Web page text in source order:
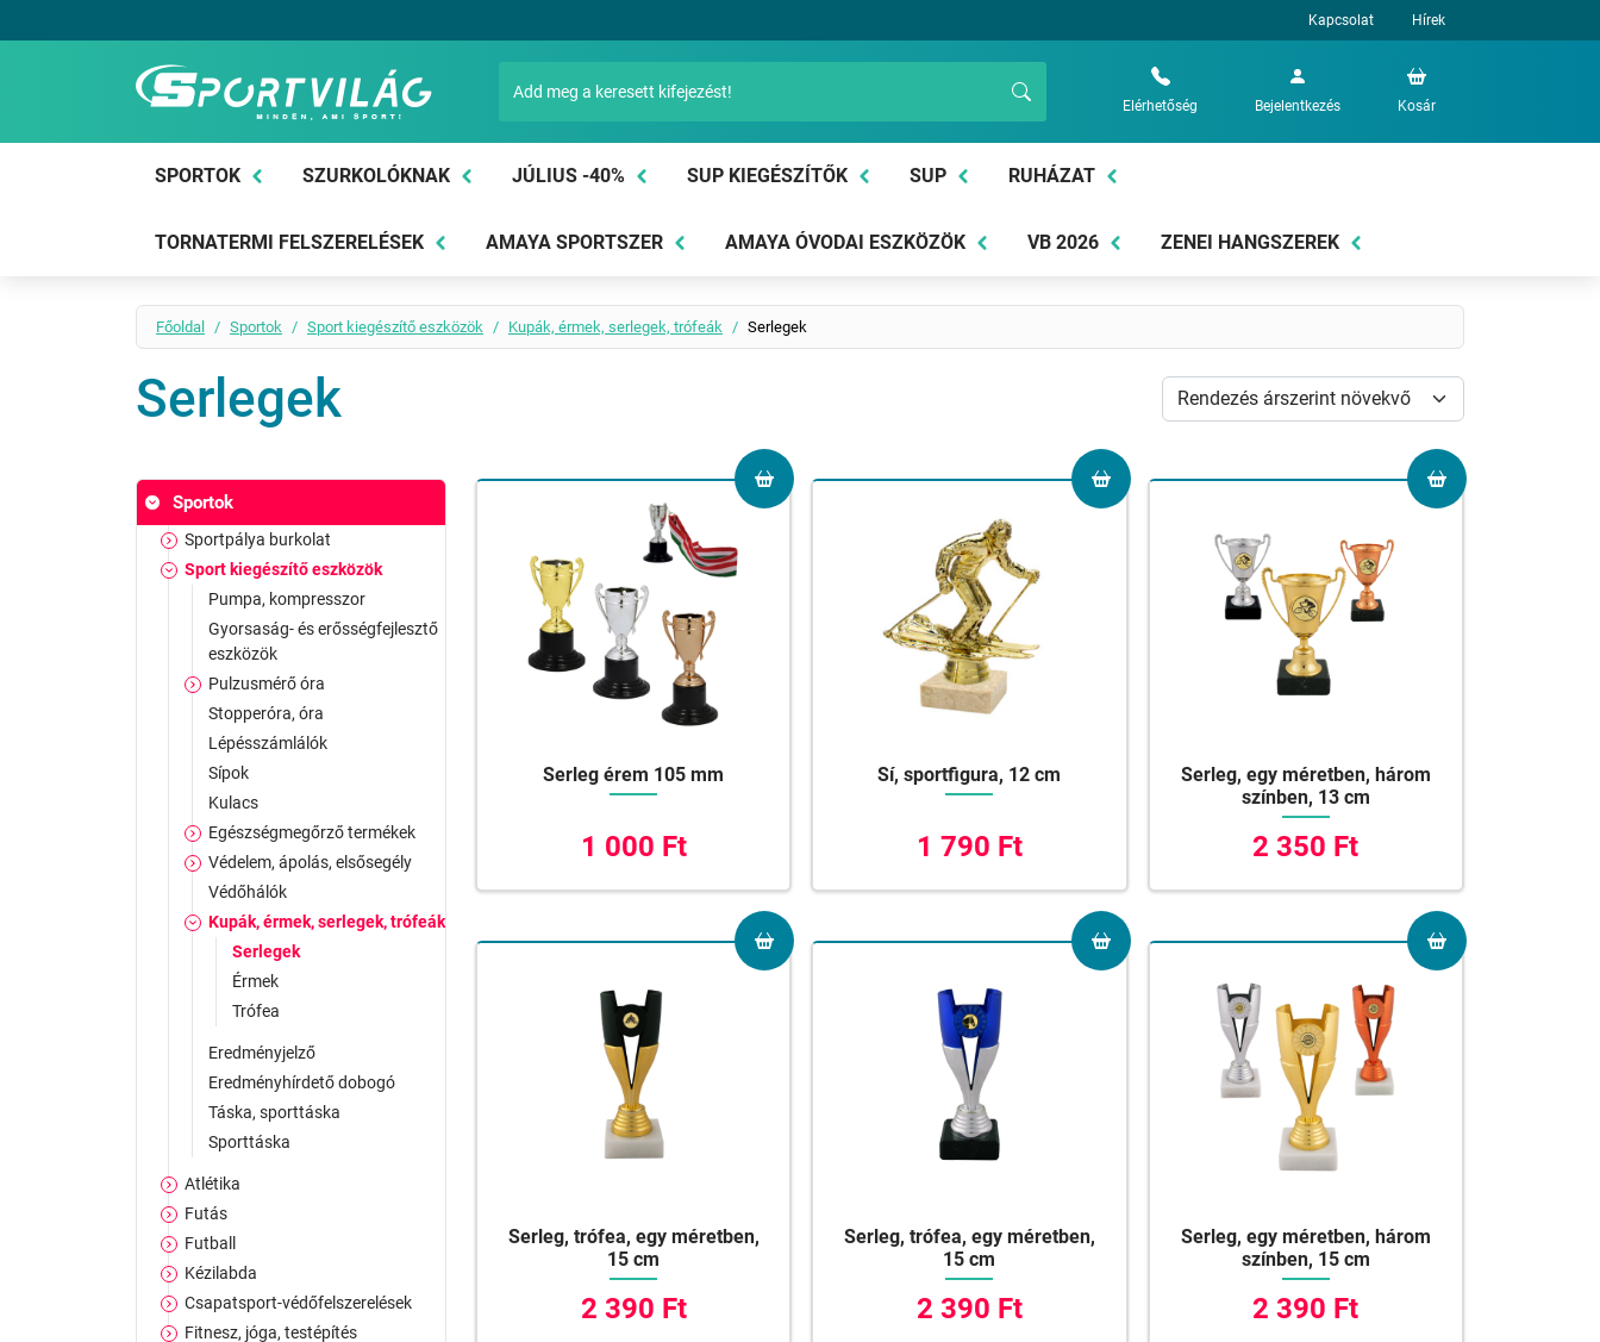
Kapcsolat Hírek
Sportvilág
Elérhetőség Bejelentkezés Kosár
SPORTOK SZURKOLÓKNAK JÚLIUS -40% SUP KIEGÉSZÍTŐK SUP RUHÁZAT
TORNATERMI FELSZERELÉSEK AMAYA SPORTSZER AMAYA ÓVODAI ESZKÖZÖK VB 2026 ZENEI HANGSZEREK
Főoldal Sportok Sport kiegészítő eszközök Kupák, érmek, serlegek, trófeák Serlegek
Serlegek
Sportok
Sportpálya burkolat
Sport kiegészítő eszközök
Pumpa, kompresszor
Gyorsaság- és erősségfejlesztő
eszközök
Pulzusmérő óra
Stopperóra, óra
Lépésszámlálók
Sípok
Kulacs
Egészségmegőrző termékek
Védelem, ápolás, elsősegély
Védőhálók
Kupák, érmek, serlegek, trófeák
Serlegek
Érmek
Trófea
Eredményjelző
Eredményhírdető dobogó
Táska, sporttáska
Sporttáska
Atlétika
Futás
Futball
Kézilabda
Csapatsport-védőfelszerelések
Fitnesz, jóga, testépítés
Serleg érem 105 mm
1 000 Ft
Sí, sportfigura, 12 cm
1 790 Ft
Serleg, egy méretben, három
színben, 13 cm
2 350 Ft
Serleg, trófea, egy méretben,
15 cm
2 390 Ft
Serleg, trófea, egy méretben,
15 cm
2 390 Ft
Serleg, egy méretben, három
színben, 15 cm
2 390 Ft